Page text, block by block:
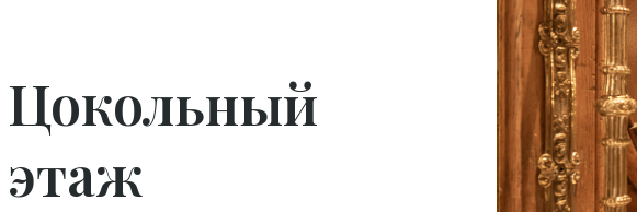
Цокольный
этаж